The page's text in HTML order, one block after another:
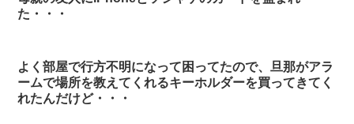
た・・・
よく部屋で行方不明になって困ってたので、旦那がアラ
ームで場所を教えてくれるキーホルダーを買ってきてく
れたんだけど・・・